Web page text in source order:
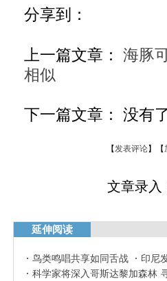
分享到：
上一篇文章： 海豚
相似
下一篇文章： 没有
【发表评论】【
文章录
延伸阅读
鸟类鸣唱共享如同舌战
印尼
科学家将深入哥斯达黎加森林